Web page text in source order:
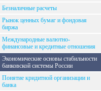
Безналичные расчеты
Рынок ценных бумаг и фондовая
биржа
Международные валютно-
финансовые и кредитные отношения
Экономические основы стабильности
банковской системы России
Понятие кридитной организации и
банка